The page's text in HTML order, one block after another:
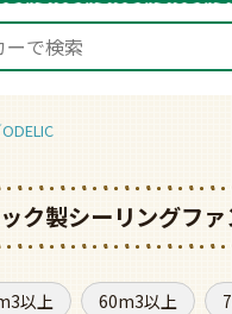
ク製シーリングフ
以上 60m3以上